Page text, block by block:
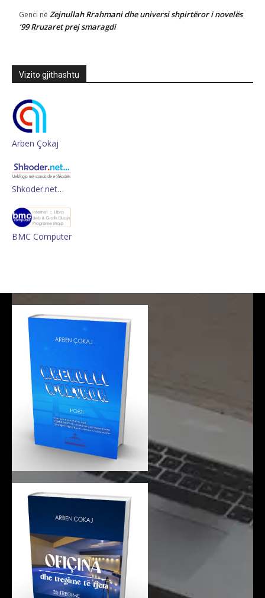
Genci në Zejnullah Rrahmani dhe universi shpirtëror i novelës
‘99 Rruzaret prej smaragdi
Vizito gjithashtu
Arben Çokaj
Shkoder.net…
BMC Computer